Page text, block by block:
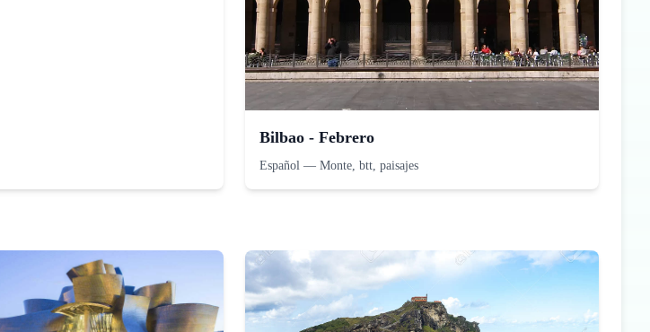
Bilbao - Febrero
Español — Monte, btt, paisajes